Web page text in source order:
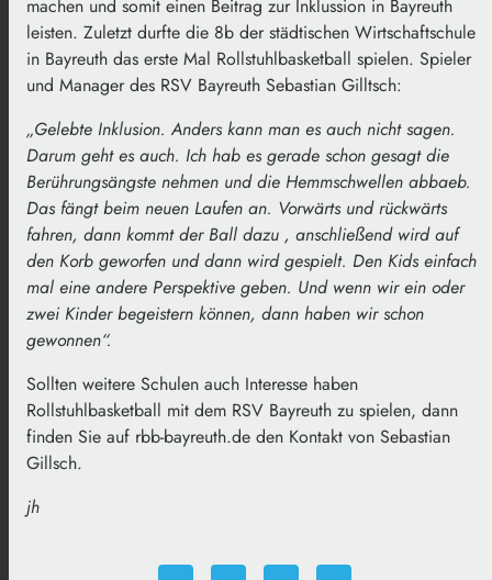
machen und somit einen Beitrag zur Inklussion in Bayreuth
leisten. Zuletzt durfte die 8b der städtischen Wirtschaftschule
in Bayreuth das erste Mal Rollstuhlbasketball spielen. Spieler
und Manager des RSV Bayreuth Sebastian Gilltsch:
„Gelebte Inklusion. Anders kann man es auch nicht sagen.
Darum geht es auch. Ich hab es gerade schon gesagt die
Berührungsängste nehmen und die Hemmschwellen abbaeb.
Das fängt beim neuen Laufen an. Vorwärts und rückwärts
fahren, dann kommt der Ball dazu , anschließend wird auf
den Korb geworfen und dann wird gespielt. Den Kids einfach
mal eine andere Perspektive geben. Und wenn wir ein oder
zwei Kinder begeistern können, dann haben wir schon
gewonnen“.
Sollten weitere Schulen auch Interesse haben
Rollstuhlbasketball mit dem RSV Bayreuth zu spielen, dann
finden Sie auf rbb-bayreuth.de den Kontakt von Sebastian
Gillsch.
jh